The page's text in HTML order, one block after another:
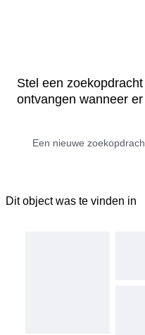
Stel een
ontvangen wanneer
Dit object was te vinden in